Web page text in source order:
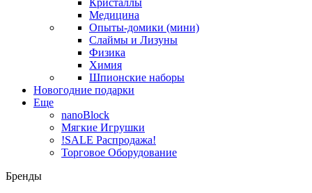
Кристаллы
Медицина
Опыты-домики (мини)
Слаймы и Лизуны
Физика
Химия
Шпионские наборы
Новогодние подарки
Еще
nanoBlock
Мягкие Игрушки
!SALE Распродажа!
Торговое Оборудование
Бренды